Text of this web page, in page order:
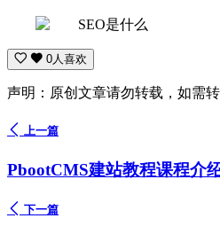
0人喜欢
声明：原创文章请勿转载，如需
上一篇
PbootCMS建站教程课程介
下一篇